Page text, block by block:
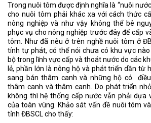
Trong nuôi tôm được định nghĩa là “nuôi
cho nuôi tôm phải khác xa với cách thức
nông nghiệp và như vậy không thể bê
phục vụ cho nông nghiệp trước đây để cấp
tôm. Như đã nêu ở trên nghề nuôi tôm ở
tính tự phát, có thể nói chưa có khu vực
bộ trong lĩnh vực cấp và thoát nước do các
lẻ, phần lớn là nông hộ và phát triển dần từ
sang bán thâm canh và những hộ có
thâm canh và thâm canh. Do phát triển
không thì hệ thống cấp nước vẫn phải dựa
của toàn vùng. Khảo sát vấn đề nuôi tôm
tỉnh ĐBSCL cho thấy: